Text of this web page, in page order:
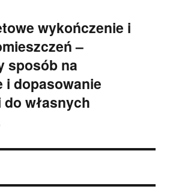
wykończenie i
–
sposób na
i dopasowanie
własnych